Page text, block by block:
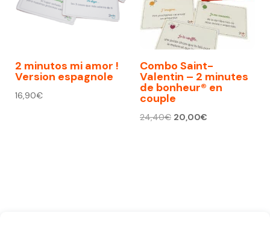
2 minutos mi amor !
Version espagnole
16,90€
Combo Saint-
Valentin – 2 minutes
de bonheur® en
couple
24,40€ Le
20,00€Le